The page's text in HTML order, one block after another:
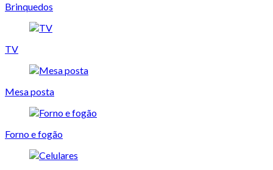
Brinquedos
TV
Mesa posta
Forno e fogão